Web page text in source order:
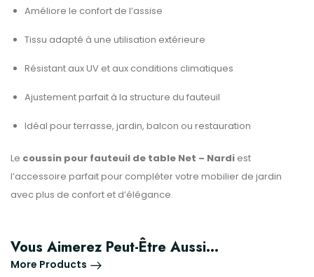
Améliore le confort de l’assise
Tissu adapté à une utilisation extérieure
Résistant aux UV et aux conditions climatiques
Ajustement parfait à la structure du fauteuil
Idéal pour terrasse, jardin, balcon ou restauration
Le coussin pour fauteuil de table Net – Nardi est
l’accessoire parfait pour compléter votre mobilier de jardin
avec plus de confort et d’élégance.
Vous Aimerez Peut-Être Aussi…
More Products